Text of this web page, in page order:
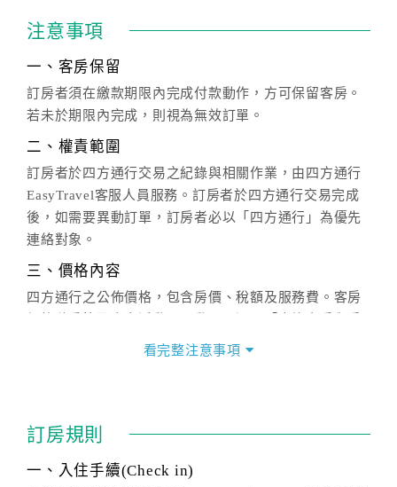
注意事項
一、客房保留
訂房者須在繳款期限內完成付款動作，方可保留客房。
若未於期限內完成，則視為無效訂單。
二、權責範圍
訂房者於四方通行交易之紀錄與相關作業，由四方通行
EasyTravel客服人員服務。訂房者於四方通行交易完成
後，如需要異動訂單，訂房者必以「四方通行」為優先
連絡對象。
三、價格內容
四方通行之公佈價格，包含房價、稅額及服務費。客房
價」之當日價格為標準。
話方式異動訂單。
※非客服時間之申辦異動，皆為次日計算及辦理。
看完整注意事項
訂房規則
一、入住手續(Check in)